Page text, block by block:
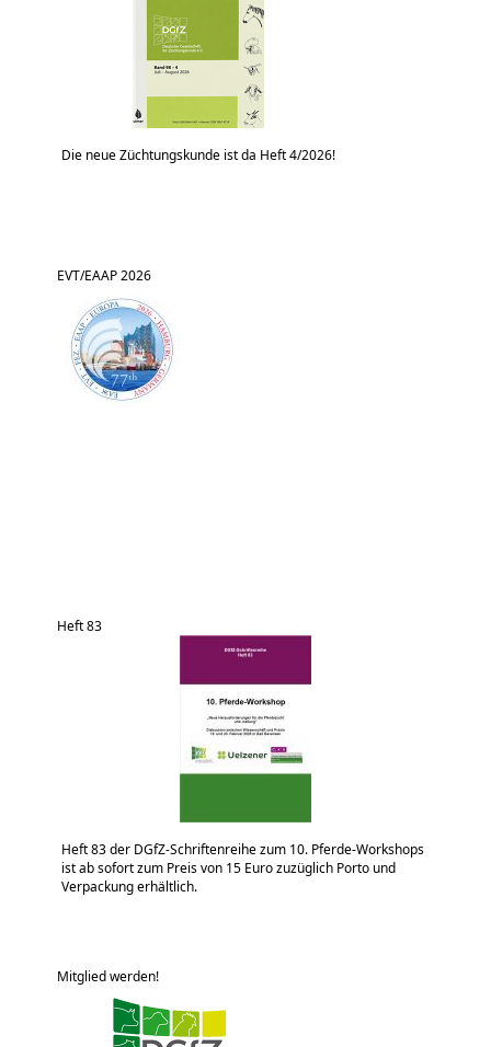
Die neue Züchtungskunde ist da Heft 4/2026!
EVT/EAAP 2026
Heft 83
Heft 83 der DGfZ-Schriftenreihe zum 10. Pferde-Workshops
ist ab sofort zum Preis von 15 Euro zuzüglich Porto und
Verpackung erhältlich.
Mitglied werden!